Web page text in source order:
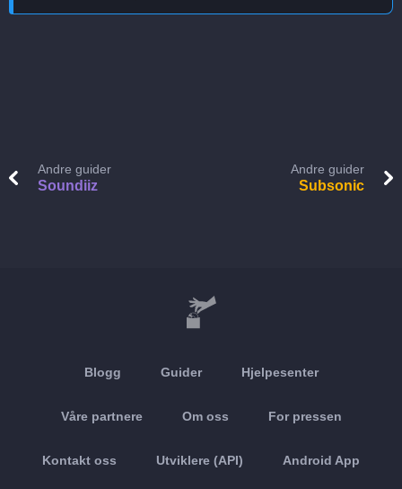
Andre guider
Soundiiz
Andre guider
Subsonic
Blogg Guider Hjelpesenter
Våre partnere Om oss For pressen
Kontakt oss Utviklere (API) Android App